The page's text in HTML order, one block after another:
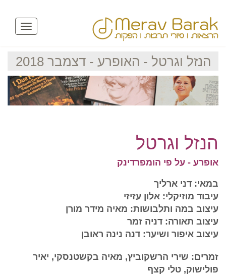
Toggle
הנזל וגרטל - האופרע - דצמבר 2018
הנזל וגרטל
אופרע - על פי הומפרדינק
במאי: דני ארליך
עיבוד מוזיקלי: אלון עזיזי
עיצוב במה ותלבושות: מאיה מידר מורן
עיצוב תאורה: דניה זמר
עיצוב איפור ושיער: דנה נינה ראובן
זמרים: שירי הרשקוביץ, מאיה בקשטנסקי, יאיר
פולישוק, טלי קצף